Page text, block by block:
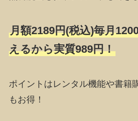
月額2189円(税込)毎月
えるから実質989円！
ポイントはレンタル機能や書籍
もお得！